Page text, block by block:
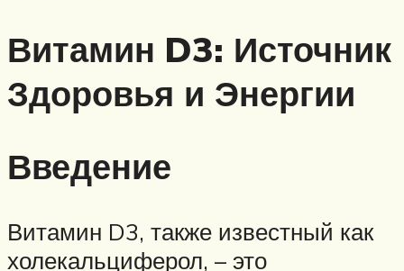
Витамин D3: Источник
Здоровья и Энергии
Введение
Витамин D3, также известный как
холекальциферол, – это